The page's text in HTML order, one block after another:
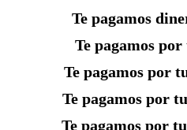
Te pagamos
Te pagamos
Te pagamos por
Te pagamos por
Te pagamos por